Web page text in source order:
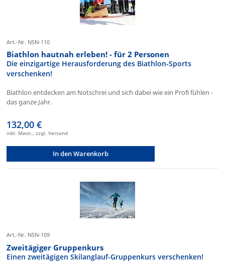
Art.-Nr. NSN-110
Biathlon hautnah erleben! - für 2 Personen
Die einzigartige Herausforderung des Biathlon-Sports
verschenken!
Biathlon entdecken am Notschrei und sich dabei wie ein Profi fühlen -
das ganze Jahr.
132,00 €
inkl. Mwst., zzgl. Versand
In den Warenkorb
Art.-Nr. NSN-109
Zweitägiger Gruppenkurs
Einen zweitägigen Skilanglauf-Gruppenkurs verschenken!